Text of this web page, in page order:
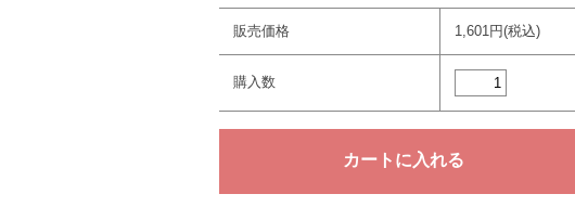
販売価格 1,601円(税込)
購入数